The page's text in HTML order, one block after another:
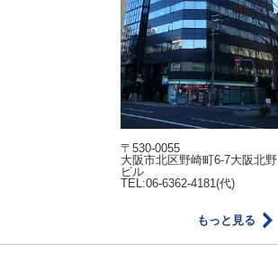
〒530-0055
大阪市北区野崎町6-7大阪北野
ビル
TEL:06-6362-4181(代)
もっと見る